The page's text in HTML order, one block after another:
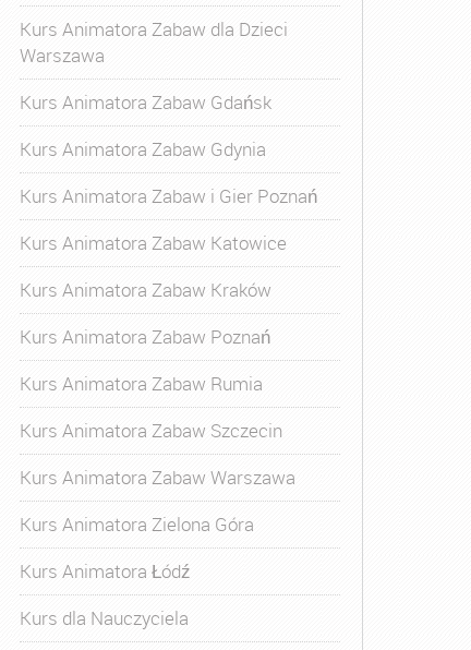
Kurs Animatora Zabaw dla Dzieci
Warszawa
Kurs Animatora Zabaw Gdańsk
Kurs Animatora Zabaw Gdynia
Kurs Animatora Zabaw i Gier Poznań
Kurs Animatora Zabaw Katowice
Kurs Animatora Zabaw Kraków
Kurs Animatora Zabaw Poznań
Kurs Animatora Zabaw Rumia
Kurs Animatora Zabaw Szczecin
Kurs Animatora Zabaw Warszawa
Kurs Animatora Zielona Góra
Kurs Animatora Łódź
Kurs dla Nauczyciela